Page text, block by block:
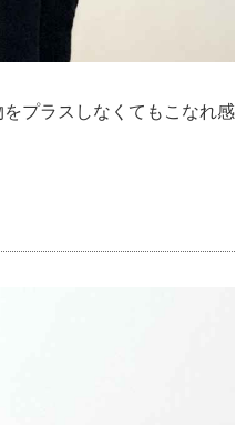
プラスしなくてもこなれ感